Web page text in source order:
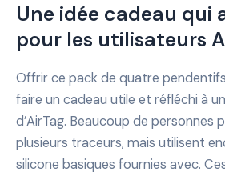
Une idée cadeau qui
pour les utilisateurs
Offrir ce pack de quatre pendentifs
faire un cadeau utile et réfléchi à
d’AirTag. Beaucoup de personnes
plusieurs traceurs, mais utilisent
silicone basiques fournies avec.